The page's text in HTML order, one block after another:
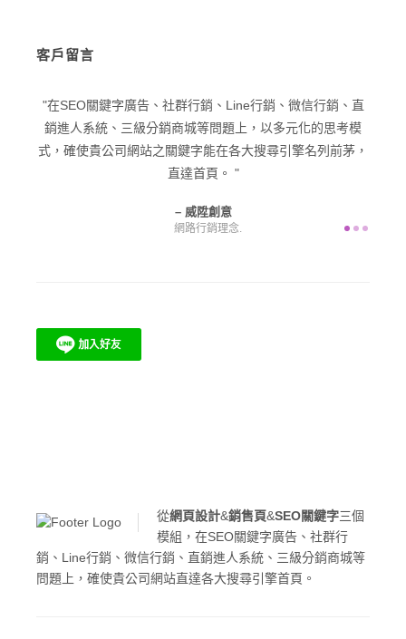
客戶留言
在SEO關鍵字廣告、社群行銷、Line行銷、微信行銷、直
銷進人系統、三級分銷商城等問題上，以多元化的思考模
式，確使貴公司網站之關鍵字能在各大搜尋引擎名列前茅，
直達首頁。
威陞創意
網路行銷理念.
從網頁設計&銷售頁&SEO關鍵字三個
模組，在SEO關鍵字廣告、社群行
銷、Line行銷、微信行銷、直銷進人系統、三級分銷商城等
問題上，確使貴公司網站直達各大搜尋引擎首頁。